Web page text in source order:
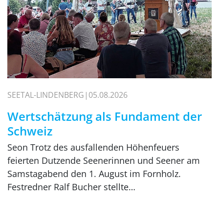
SEETAL-LINDENBERG 05.08.2026
Wertschätzung als Fundament der
Schweiz
Seon Trotz des ausfallenden Höhenfeuers
feierten Dutzende Seenerinnen und Seener am
Samstagabend den 1. August im Fornholz.
Festredner Ralf Bucher stellte…